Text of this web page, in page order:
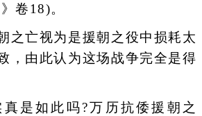
卷18)。
亡视为是援朝之役中损耗太
，由此认为这场战争完全是得
如此吗?万历抗倭援朝之